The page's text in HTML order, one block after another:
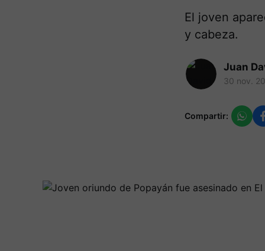
El joven
y cabeza.
Juan
30 nov.
Compartir: